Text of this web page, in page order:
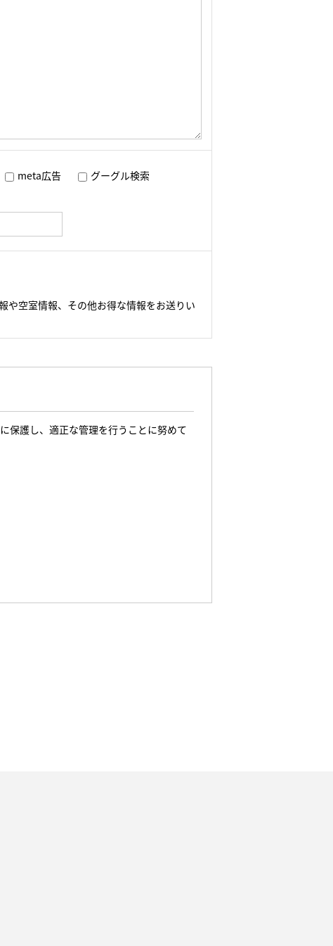
meta広告
グーグル検索
や空室情報、その他お得な情報をお送りい
保護し、適正な管理を行うことに努めて